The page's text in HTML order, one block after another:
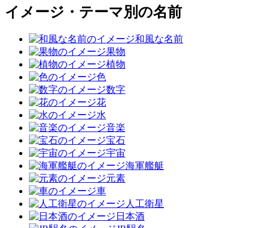
イメージ・テーマ別の名前
和風な名前
果物
植物
色
数字
花
水
音楽
宝石
宇宙
海軍艦艇
元素
車
人工衛星
日本酒